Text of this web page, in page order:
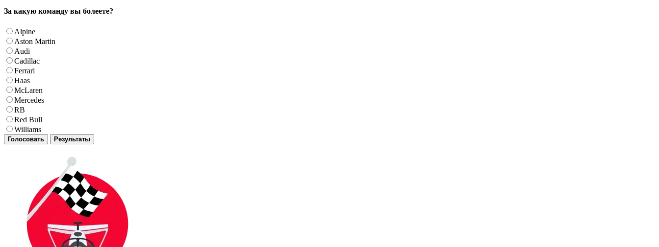
За какую команду вы болеете?
Alpine
Aston Martin
Audi
Cadillac
Ferrari
Haas
McLaren
Mercedes
RB
Red Bull
Williams
Голосовать Результаты